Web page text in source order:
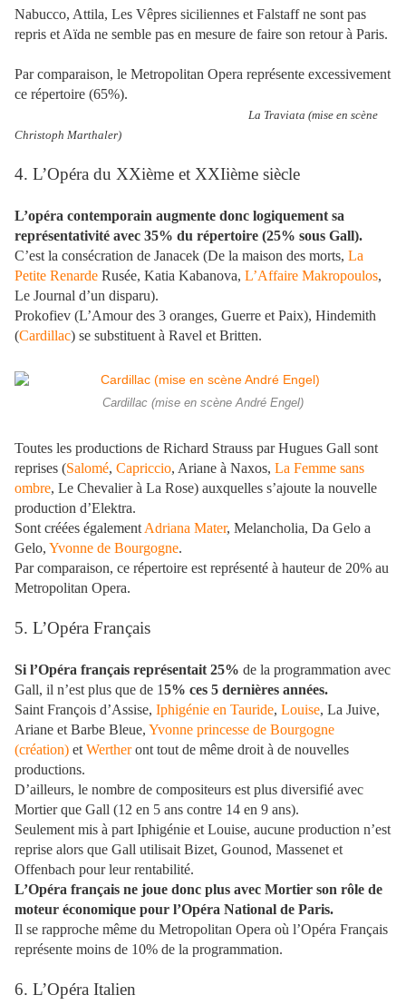
Nabucco, Attila, Les Vêpres siciliennes et Falstaff ne sont pas
repris et Aïda ne semble pas en mesure de faire son retour à Paris.
Par comparaison, le Metropolitan Opera représente excessivement
ce répertoire (65%).
La Traviata (mise en scène
Christoph Marthaler)
4. L’Opéra du XXième et XXIième siècle
L’opéra contemporain augmente donc logiquement sa
représentativité avec 35% du répertoire (25% sous Gall).
C’est la consécration de Janacek (De la maison des morts, La
Petite Renarde Rusée, Katia Kabanova, L’Affaire Makropoulos,
Le Journal d’un disparu).
Prokofiev (L’Amour des 3 oranges, Guerre et Paix), Hindemith
(Cardillac) se substituent à Ravel et Britten.
Cardillac (mise en scène André Engel)
Toutes les productions de Richard Strauss par Hugues Gall sont
reprises (Salomé, Capriccio, Ariane à Naxos, La Femme sans
ombre, Le Chevalier à La Rose) auxquelles s’ajoute la nouvelle
production d’Elektra.
Sont créées également Adriana Mater, Melancholia, Da Gelo a
Gelo, Yvonne de Bourgogne.
Par comparaison, ce répertoire est représenté à hauteur de 20% au
Metropolitan Opera.
5. L’Opéra Français
Si l’Opéra français représentait 25% de la programmation avec
Gall, il n’est plus que de 15% ces 5 dernières années.
Saint François d’Assise, Iphigénie en Tauride, Louise, La Juive,
Ariane et Barbe Bleue, Yvonne princesse de Bourgogne
(création) et Wertheront tout de même droit à de nouvelles
productions.
D’ailleurs, le nombre de compositeurs est plus diversifié avec
Mortier que Gall (12 en 5 ans contre 14 en 9 ans).
Seulement mis à part Iphigénie et Louise, aucune production n’est
reprise alors que Gall utilisait Bizet, Gounod, Massenet et
Offenbach pour leur rentabilité.
L’Opéra français ne joue donc plus avec Mortier son rôle de
moteur économique pour l’Opéra National de Paris.
Il se rapproche même du Metropolitan Opera où l’Opéra Français
représente moins de 10% de la programmation.
6. L’Opéra Italien